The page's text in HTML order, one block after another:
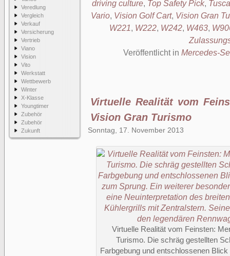
Veredlung
Vergleich
Verkauf
Versicherung
Vertrieb
Viano
Vision
Vito
Werkstatt
Wettbewerb
Winter
X-Klasse
Youngtimer
Zubehör
Zubehör
Zukunft
driving culture, Top Safety Pick,
Vario, Vision Golf Cart, Vision Gran
W221, W222, W242, W463,
Veröffentlicht in Mercedes-
Virtuelle Realität vom
Vision Gran Turismo
Sonntag, 17. November 2013
Virtuelle Realität vom Feinsten:
Turismo. Die schräg gestellten
Farbgebung und entschlossenen